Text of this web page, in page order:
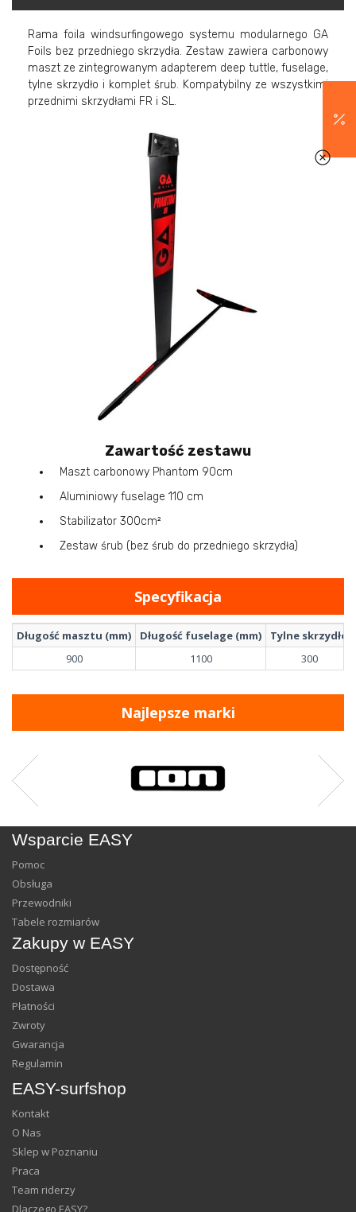
Rama foila windsurfingowego systemu modularnego GA
Foils bez przedniego skrzydła. Zestaw zawiera carbonowy
maszt ze zintegrowanym adapterem deep tuttle, fuselage,
tylne skrzydło i komplet śrub. Kompatybilny ze wszystkimi
przednimi skrzydłami FR i SL.
Zawartość zestawu
Maszt carbonowy Phantom 90cm
Aluminiowy fuselage 110 cm
Stabilizator 300cm²
Zestaw śrub (bez śrub do przedniego skrzydła)
Specyfikacja
Długość masztu (mm) Długość fuselage (mm)
Tylne skrzydło
900
1100 300
Najlepsze marki
Wsparcie EASY
Pomoc
Obsługa
Przewodniki
Tabele rozmiarów
Zakupy w EASY
Dostępność
Dostawa
Płatności
Zwroty
Gwarancja
Regulamin
EASY-surfshop
Kontakt
O Nas
Sklep w Poznaniu
Praca
Team riderzy
Dlaczego EASY?